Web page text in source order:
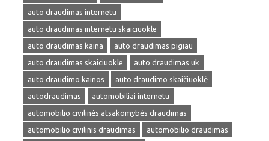
auto draudimas internetu
auto draudimas internetu skaiciuokle
auto draudimas kaina
auto draudimas pigiau
auto draudimas skaiciuokle
auto draudimas uk
auto draudimo kainos
auto draudimo skaičiuoklė
autodraudimas
automobiliai internetu
automobilio civilinės atsakomybės draudimas
automobilio civilinis draudimas
automobilio draudimas